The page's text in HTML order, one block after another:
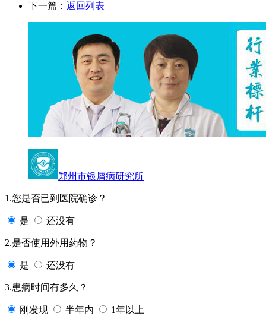
下一篇： 返回列表
郑州市银屑病研究所
1.您是否已到医院确诊？
是 还没有
2.是否使用外用药物？
是 还没有
3.患病时间有多久？
刚发现 半年内 1年以上